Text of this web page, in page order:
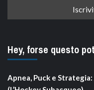
Hey, forse questo
Apnea, Puck e